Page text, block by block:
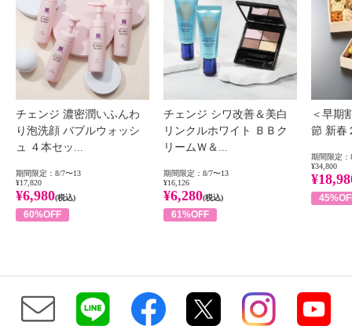
チェンジ 濃密潤いふんわ
り泡洗顔 バブルウォッシ
ュ ４本セッ...
期間限定：8/7〜13
¥17,820
¥6,980(税込)
60%OFF
チェンジ シワ改善＆美白
リンクルホワイト ＢＢク
リームＷ＆...
期間限定：8/7〜13
¥16,126
¥6,280(税込)
61%OFF
＜早期
節 新春
期間限定：
¥34,800